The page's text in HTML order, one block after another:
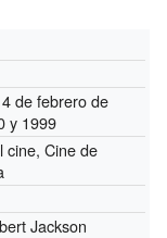
de febrero de
y 1999
cine, Cine de
Jackson